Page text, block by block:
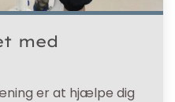
med
er at hjælpe dig